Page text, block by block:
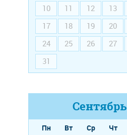
10
11 12 13
17
18 19 20
24
25 26 27
31
Сентябрь
Пн Вт Ср Чт